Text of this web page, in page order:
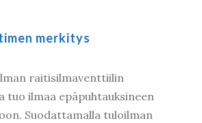
merkitys
raitisilmaventtiilin
tuo ilmaa epäpuhtauksineen
Suodattamalla tuloilman